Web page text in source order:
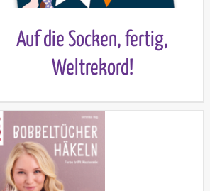
Auf die Socken, fertig,
Weltrekord!